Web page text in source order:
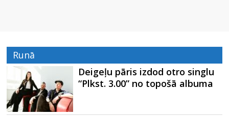
Runā
Deigeļu pāris izdod otro singlu
“Plkst. 3.00” no topošā albuma